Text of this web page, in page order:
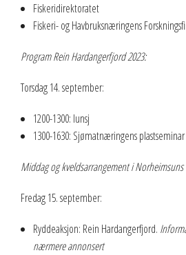
Fiskeridirektoratet
Fiskeri- og Havbruksnæringens
Program Rein Hardangerfjord 2023:
Torsdag 14. september:
1200-1300: lunsj
1300-1630: Sjømatnæringens plastseminar
Middag og kveldsarrangement i Norheimsuns
Fredag 15. september:
Ryddeaksjon: Rein Hardangerfjord.
nærmere annonsert